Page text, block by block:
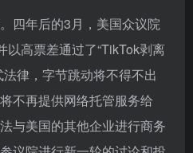
运营；同年8月，特朗普签
90天内出售或剥离该公司在
TikTok在美国法院成功挑战
封杀不了了之。